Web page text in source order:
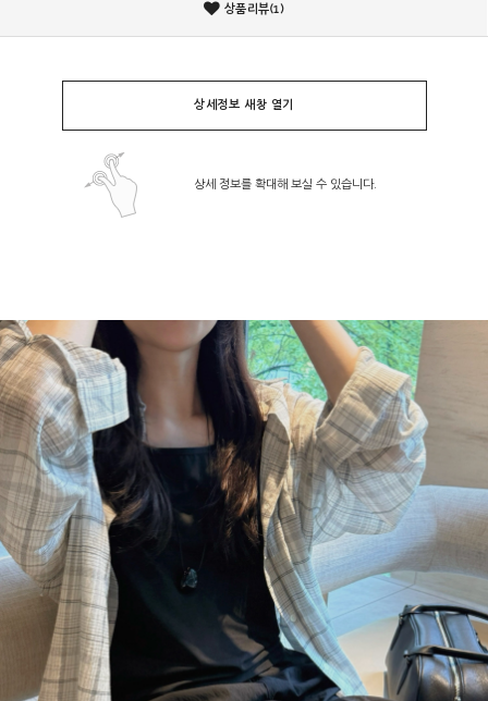
상품리뷰(1)
상세정보 새창 열기
상세 정보를 확대해 보실 수 있습니다.